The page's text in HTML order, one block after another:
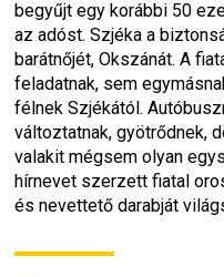
begyűjt egy korábbi 50
az adóst. Szjéka a
barátnőjét, Okszánát. A
feladatnak, sem
félnek Szjékától.
változtatnak, gyötrődnek,
valakit mégsem olyan
hírnevet szerzett fiatal
és nevettető darabját